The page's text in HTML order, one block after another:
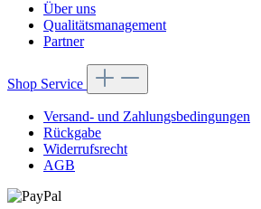
Über uns
Qualitätsmanagement
Partner
Shop Service
Versand- und Zahlungsbedingungen
Rückgabe
Widerrufsrecht
AGB